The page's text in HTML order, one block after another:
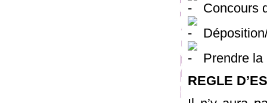
Concours
Prendre la
REGLE